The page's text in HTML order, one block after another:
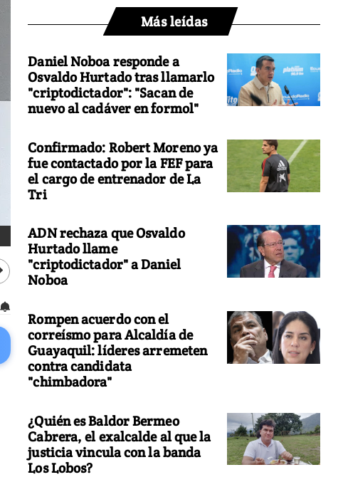
Más leídas
Daniel Noboa responde a
Osvaldo Hurtado tras llamarlo
"criptodictador": "Sacan de
nuevo al cadáver en formol"
Confirmado: Robert Moreno ya
fue contactado por la FEF para
el cargo de entrenador de La
Tri
ADN rechaza que Osvaldo
Hurtado llame
"criptodictador" a Daniel
Noboa
Rompen acuerdo con el
correísmo para Alcaldía de
Guayaquil: líderes arremeten
contra candidata
"chimbadora"
¿Quién es Baldor Bermeo
Cabrera, el exalcalde al que la
justicia vincula con la banda
Los Lobos?